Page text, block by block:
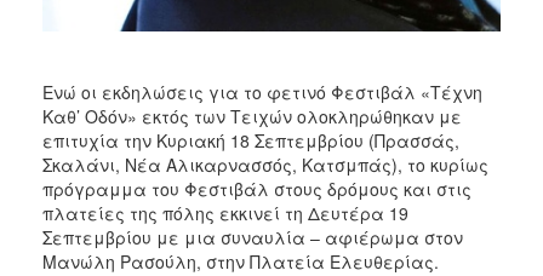
Ενώ οι εκδηλώσεις για το φετινό Φεστιβάλ «Τέχνη
Καθ’ Οδόν» εκτός των Τειχών ολοκληρώθηκαν με
επιτυχία την Κυριακή 18 Σεπτεμβρίου (Πρασσάς,
Σκαλάνι, Νέα Αλικαρνασσός, Κατσμπάς), το κυρίως
πρόγραμμα του Φεστιβάλ στους δρόμους και στις
πλατείες της πόλης εκκινεί τη Δευτέρα 19
Σεπτεμβρίου με μια συναυλία – αφιέρωμα στον
Μανώλη Ρασούλη, στην Πλατεία Ελευθερίας.